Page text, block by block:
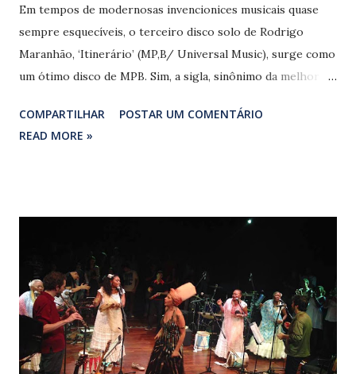
Em tempos de modernosas invencionices musicais quase
sempre esquecíveis, o terceiro disco solo de Rodrigo
Maranhão, ‘Itinerário’ (MP,B/ Universal Music), surge como
um ótimo disco de MPB. Sim, a sigla, sinônimo da melhor
inspirando novas gerações. Empunhando seu violão em
todas as faixas, o líder do Bangalafumenga enfileira samba
percussão) acompanham Rodrigo nesse ‘Itinerário’ que
começa ecoando a “batida que veio de Angola”, na
contagiante malemolência de ‘Fuzuê’ (Rodrigo Maranhão).
Perspicaz retratista urbano, Maranhão faz instantâneo da
musa tijucana, ‘Iara’ (Rodrigo Maranhão/ PC Castilho), que
passeia por pontos de notória efervescência cultural
COMPARTILHAR
POSTAR UM COMENTÁRIO
READ MORE »